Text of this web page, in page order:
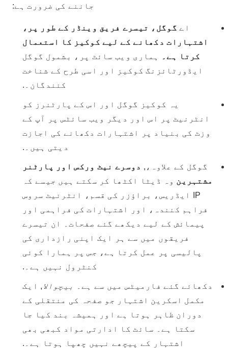
جاننے کی ضرورت ہے:
اے گوگل، تیسرے فریق وینڈر کے طور پر،
اشتہارات دکھانے کے لیے کوکیز کا استعمال
کرتا ہے۔
ہماری ویب سائٹ پر، بشمول گوگل
ایڈورٹائزنگ کوکیز اور اسی طرح کے شناخت
کنندگان۔.
یہ کوکیز گوگل اور اس کے پارٹنرز کو
انٹرنیٹ پر اس اور دیگر ویب سائٹس پر آپ کے
وزٹ کی بنیاد پر اشتہارات دکھانے کی اجازت
دیتی ہیں۔.
گوگل کے علاوہ،, دوسرے نیٹ ورکس اور پارٹنر
مشتہرین وہ ڈیٹا اکٹھا کر سکتے ہیں جیسے کہ
IP ایڈریس، براؤزر کی قسم، انٹرنیٹ سروس
فراہم کنندہ، اور اشتہارات کی فراہمی اور
پیمائش کے لیے دیکھے گئے صفحات۔ ان تیسرے
فریقوں میں سے ہر ایک اپنی رازداری کی
پالیسی پر عمل کرتا ہے، جس پر ہمارا کوئی
کنٹرول نہیں ہے۔.
دکھائے گئے فارمیٹس میں سے ہے۔ بیچوالا , ایک
مکمل اسکرین اشتہار جو صفحہ کی منتقلی کے
دوران ظاہر ہوتا ہے اور ہمیشہ بند کیا جا
سکتا ہے۔ سائٹ کا ادارتی مواد کبھی بھی
اشتہار کے پیچھے نہیں چھپا ہوتا ہے۔.